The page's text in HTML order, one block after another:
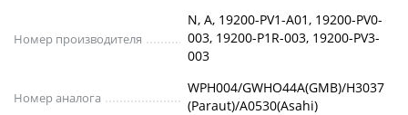
Номер производителя
N, A, 19200-PV1-A01, 19200-PV0-
003, 19200-P1R-003, 19200-PV3-
003
Номер аналога
WPH004/GWHO44A(GMB)/H3037
(Paraut)/A0530(Asahi)